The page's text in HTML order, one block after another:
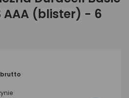
AAA (blister) - 6
brutto